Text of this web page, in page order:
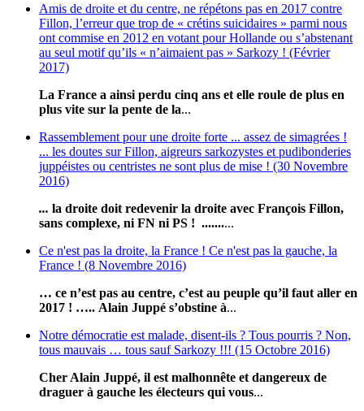
Amis de droite et du centre, ne répétons pas en 2017 contre
Fillon, l’erreur que trop de « crétins suicidaires » parmi nous
ont commise en 2012 en votant pour Hollande ou s’abstenant
au seul motif qu’ils « n’aimaient pas » Sarkozy ! (Février
2017)
La France a ainsi perdu cinq ans et elle roule de plus en
plus vite sur la pente de la...
Rassemblement pour une droite forte ... assez de simagrées !
... les doutes sur Fillon, aigreurs sarkozystes et pudibonderies
juppéistes ou centristes ne sont plus de mise ! (30 Novembre
2016)
... la droite doit redevenir la droite avec François Fillon,
sans complexe, ni FN ni PS ! ..........
Ce n'est pas la droite, la France ! Ce n'est pas la gauche, la
France ! (8 Novembre 2016)
… ce n’est pas au centre, c’est au peuple qu’il faut aller en
2017 ! ….. Alain Juppé s’obstine à...
Notre démocratie est malade, disent-ils ? Tous pourris ? Non,
tous mauvais … tous sauf Sarkozy !!! (15 Octobre 2016)
Cher Alain Juppé, il est malhonnête et dangereux de
draguer à gauche les électeurs qui vous...